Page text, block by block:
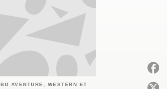
BD AVENTURE, WESTERN ET